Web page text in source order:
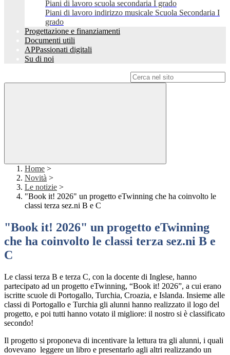
Piani di lavoro scuola secondaria I grado
Piani di lavoro indirizzo musicale Scuola Secondaria I
grado
Progettazione e finanziamenti
Documenti utili
APPassionati digitali
Su di noi
Home >
Novità >
Le notizie >
"Book it! 2026" un progetto eTwinning che ha coinvolto le
classi terza sez.ni B e C
"Book it! 2026" un progetto eTwinning
che ha coinvolto le classi terza sez.ni B e
C
Le classi terza B e terza C, con la docente di Inglese, hanno
partecipato ad un progetto eTwinning, “Book it! 2026”, a cui erano
iscritte scuole di Portogallo, Turchia, Croazia, e Islanda. Insieme alle
classi di Portogallo e Turchia gli alunni hanno realizzato il logo del
progetto, e poi tutti hanno votato il migliore: il nostro si è classificato
secondo!
Il progetto si proponeva di incentivare la lettura tra gli alunni, i quali
dovevano leggere un libro e presentarlo agli altri realizzando un